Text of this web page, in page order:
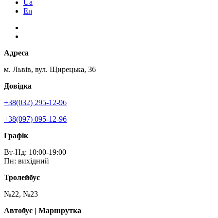
Ua
En
Адреса
м. Львів, вул. Щирецька, 36
Довідка
+38(032) 295-12-96
+38(097) 095-12-96
Графік
Вт-Нд: 10:00-19:00
Пн: вихідний
Тролейбус
№22, №23
Автобус | Маршрутка